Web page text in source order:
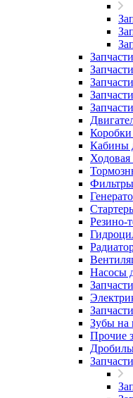
Коробки
Кабины
Ходовая
Фильтры
Резино-
Насосы
Зубы на
Прочие